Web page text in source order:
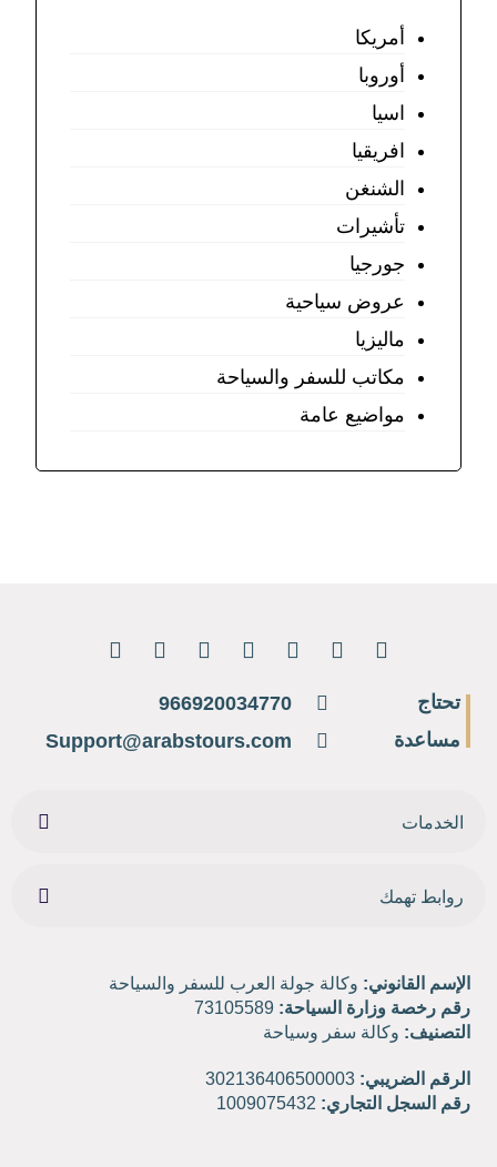
أمريكا
أوروبا
اسيا
افريقيا
الشنغن
تأشيرات
جورجيا
عروض سياحية
ماليزيا
مكاتب للسفر والسياحة
مواضيع عامة
تحتاج
مساعدة
966920034770
Support@arabstours.com
الخدمات
روابط تهمك
الإسم القانوني: وكالة جولة العرب للسفر والسياحة
رقم رخصة وزارة السياحة:
التصنيف: وكالة سفر وسياحة
الرقم الضريبي:
رقم السجل التجاري: